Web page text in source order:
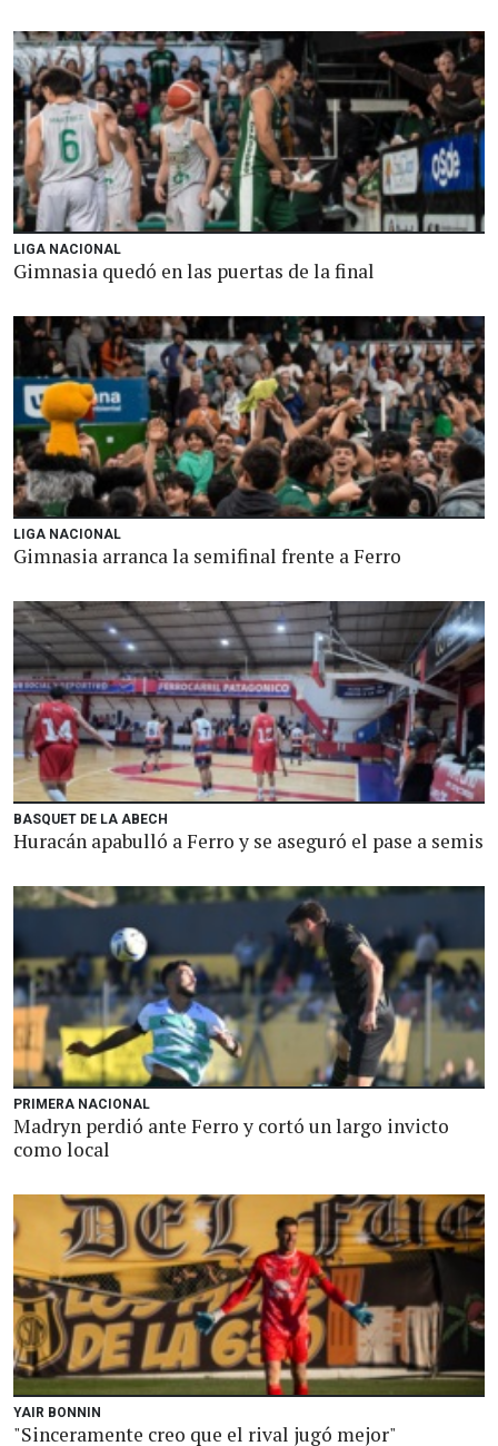
LIGA NACIONAL
Gimnasia quedó en las puertas de la final
LIGA NACIONAL
Gimnasia arranca la semifinal frente a Ferro
BASQUET DE LA ABECH
Huracán apabulló a Ferro y se aseguró el pase a semis
PRIMERA NACIONAL
Madryn perdió ante Ferro y cortó un largo invicto
como local
YAIR BONNIN
"Sinceramente creo que el rival jugó mejor"